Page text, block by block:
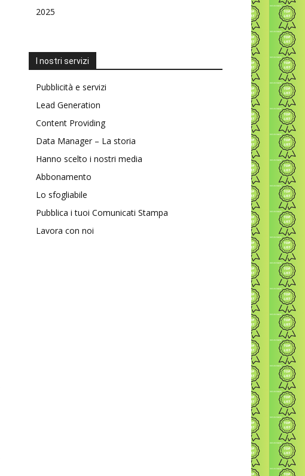
2025
I nostri servizi
Pubblicità e servizi
Lead Generation
Content Providing
Data Manager – La storia
Hanno scelto i nostri media
Abbonamento
Lo sfogliabile
Pubblica i tuoi Comunicati Stampa
Lavora con noi